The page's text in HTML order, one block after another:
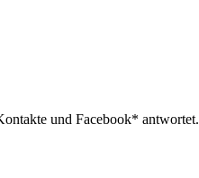
und Facebook* antwortet.